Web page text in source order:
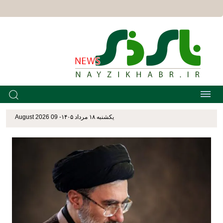
يکشنبه ۱۸ مرداد ۱۴۰۵- 09 August 2026